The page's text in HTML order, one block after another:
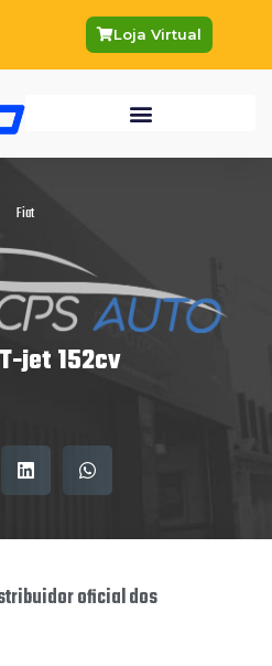
Loja Virtual
Fiat
jet 152cv
oficial dos